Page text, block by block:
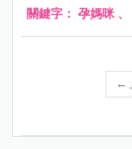
關鍵字： 孕媽咪 、
←